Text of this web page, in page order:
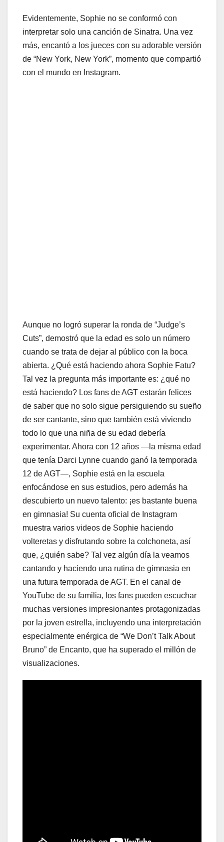
Evidentemente, Sophie no se conformó con
interpretar solo una canción de Sinatra. Una vez
más, encantó a los jueces con su adorable versión
de “New York, New York”, momento que compartió
con el mundo en Instagram.
Aunque no logró superar la ronda de “Judge’s
Cuts”, demostró que la edad es solo un número
cuando se trata de dejar al público con la boca
abierta. ¿Qué está haciendo ahora Sophie Fatu?
Tal vez la pregunta más importante es: ¿qué no
está haciendo? Los fans de AGT estarán felices
de saber que no solo sigue persiguiendo su sueño
de ser cantante, sino que también está viviendo
todo lo que una niña de su edad debería
experimentar. Ahora con 12 años —la misma edad
que tenía Darci Lynne cuando ganó la temporada
12 de AGT—, Sophie está en la escuela
enfocándose en sus estudios, pero además ha
descubierto un nuevo talento: ¡es bastante buena
en gimnasia! Su cuenta oficial de Instagram
muestra varios videos de Sophie haciendo
volteretas y disfrutando sobre la colchoneta, así
que, ¿quién sabe? Tal vez algún día la veamos
cantando y haciendo una rutina de gimnasia en
una futura temporada de AGT. En el canal de
YouTube de su familia, los fans pueden escuchar
muchas versiones impresionantes protagonizadas
por la joven estrella, incluyendo una interpretación
especialmente enérgica de “We Don’t Talk About
Bruno” de Encanto, que ha superado el millón de
visualizaciones.